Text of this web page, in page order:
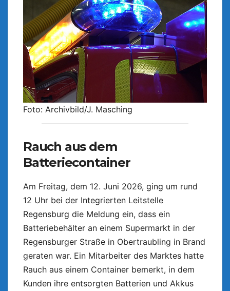
Foto: Archivbild/J. Masching
Rauch aus dem
Batteriecontainer
Am Freitag, dem 12. Juni 2026, ging um rund
12 Uhr bei der Integrierten Leitstelle
Regensburg die Meldung ein, dass ein
Batteriebehälter an einem Supermarkt in der
Regensburger Straße in Obertraubling in Brand
geraten war. Ein Mitarbeiter des Marktes hatte
Rauch aus einem Container bemerkt, in dem
Kunden ihre entsorgten Batterien und Akkus